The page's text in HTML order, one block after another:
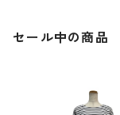
セール中の商品